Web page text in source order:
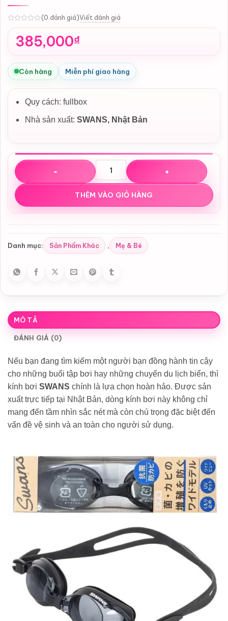
(0 đánh giá)Viết đánh giá
385,000₫
Còn hàng Miễn phí giao hàng
Quy cách: fullbox
Nhà sản xuất: SWANS, Nhật Bản
Kính Bơi SWANS Nhật Bản Chính Hãng | Chống Mờ,
THÊM VÀO GIỎ HÀNG
Danh mục: Sản Phẩm Khác , Mẹ & Bé
MÔ TẢ
ĐÁNH GIÁ (0)
Nếu bạn đang tìm kiếm một người bạn đồng hành tin cậy
cho những buổi tập bơi hay những chuyến du lịch biển, thì
kính bơi SWANS chính là lựa chọn hoàn hảo. Được sản
xuất trực tiếp tại Nhật Bản, dòng kính bơi này không chỉ
mang đến tầm nhìn sắc nét mà còn chú trọng đặc biệt đến
vấn đề vệ sinh và an toàn cho người sử dụng.